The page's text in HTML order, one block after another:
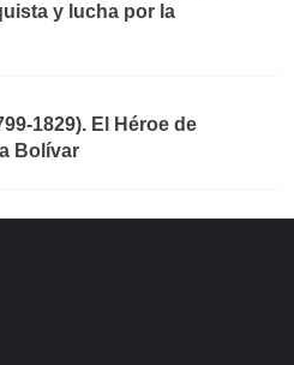
y lucha por la
1829). El Héroe de
Bolívar